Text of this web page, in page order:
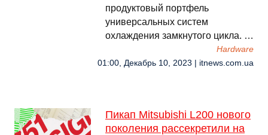
продуктовый портфель
универсальных систем
охлаждения замкнутого цикла. …
Hardware
01:00, Декабрь 10, 2023 | itnews.com.ua
Пикап Mitsubishi L200 нового
поколения рассекретили на